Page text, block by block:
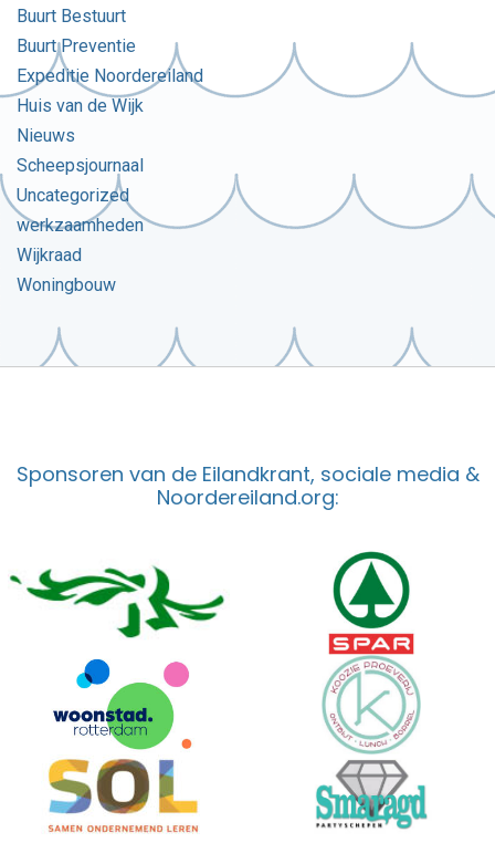
Buurt Bestuurt
Buurt Preventie
Expeditie Noordereiland
Huis van de Wijk
Nieuws
Scheepsjournaal
Uncategorized
werkzaamheden
Wijkraad
Woningbouw
Sponsoren van de Eilandkrant, sociale media &
Noordereiland.org: